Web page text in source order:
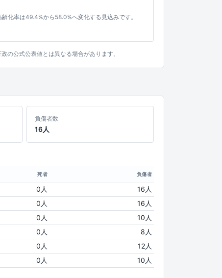
化率は49.4%から58.0%へ変化する見込みです。
の公式公表値とは異なる場合があります。
負傷者数
16人
死者 負傷者
0人
16人
0人
16人
0人
10人
0人
8人
0人
12人
0人 10人